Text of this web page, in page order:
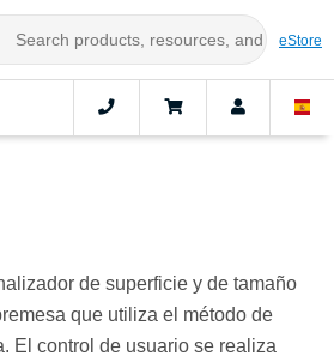
eStore
de superficie y de tamaño
que utiliza el método de
El control de usuario se realiza